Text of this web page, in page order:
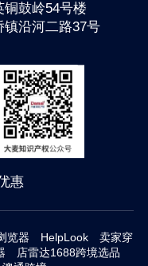
鼓岭54号楼
沿河二路37号
惠
览器 HelpLook
卖家穿
店雷达1688跨境选品